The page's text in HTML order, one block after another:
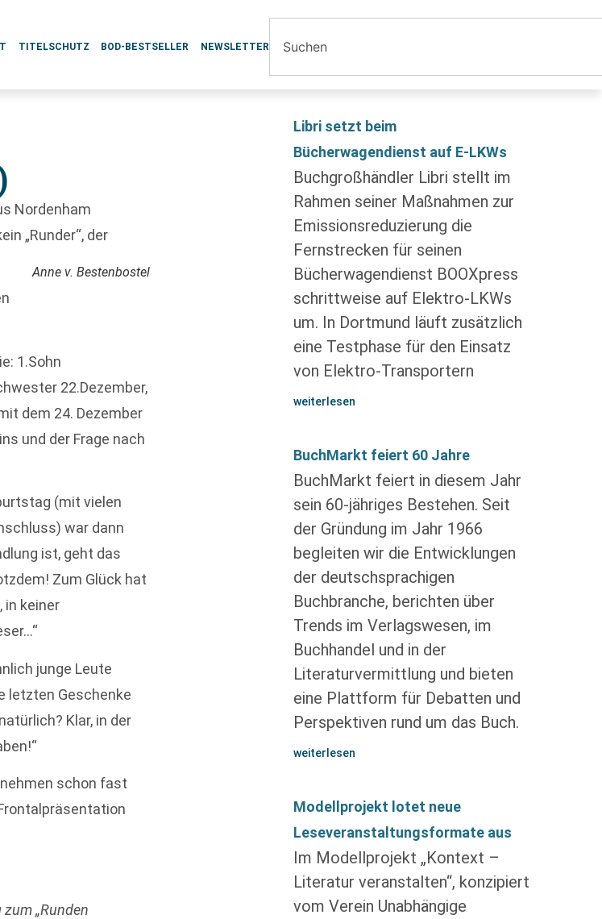
TITELSCHUTZ BOD-BESTSELLER NEWSLETTER
Nordenham
„Runder“, der
Anne v. Bestenbostel
1.Sohn
22.Dezember,
dem 24. Dezember
und der Frage nach
(mit vielen
war dann
ist, geht das
Zum Glück hat
in keiner
junge Leute
letzten Geschenke
Klar, in der
schon fast
„Runden
Libri setzt beim
Bücherwagendienst auf E-LKWs
Buchgroßhändler Libri stellt im
Rahmen seiner Maßnahmen zur
Emissionsreduzierung die
Fernstrecken für seinen
Bücherwagendienst BOOXpress
schrittweise auf Elektro-LKWs
um. In Dortmund läuft zusätzlich
eine Testphase für den Einsatz
von Elektro-Transportern
weiterlesen
BuchMarkt feiert 60 Jahre
BuchMarkt feiert in diesem Jahr
sein 60-jähriges Bestehen. Seit
der Gründung im Jahr 1966
begleiten wir die Entwicklungen
der deutschsprachigen
Buchbranche, berichten über
Trends im Verlagswesen, im
Buchhandel und in der
Literaturvermittlung und bieten
eine Plattform für Debatten und
Perspektiven rund um das Buch.
weiterlesen
Modellprojekt lotet neue
Leseveranstaltungsformate aus
Im Modellprojekt „Kontext –
Literatur veranstalten“, konzipiert
vom Verein Unabhängige